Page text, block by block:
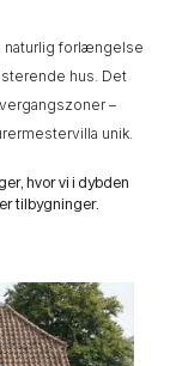
naturlig forlængelse
hus. Det
–
unik.
hvor vi i dybden
tilbygninger.